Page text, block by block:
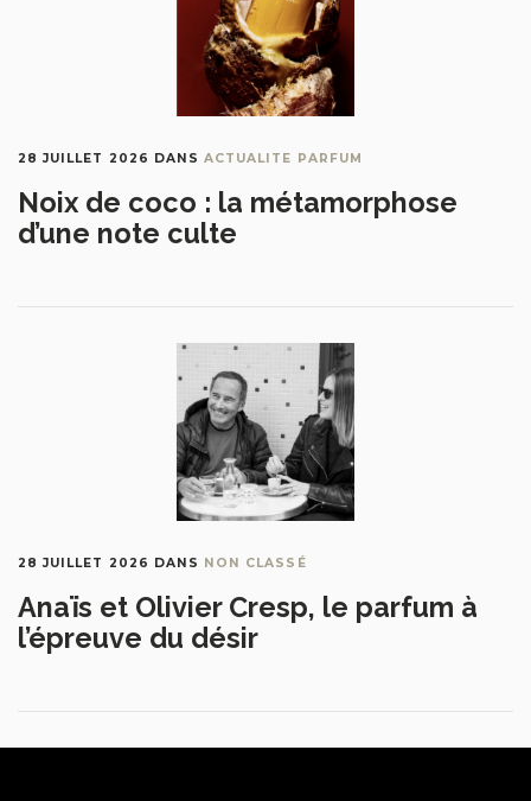
28 JUILLET 2026 DANSACTUALITE PARFUM
Noix de coco : la métamorphose
d’une note culte
28 JUILLET 2026 DANS NON CLASSÉ
Anaïs et Olivier Cresp, le parfum à
l’épreuve du désir